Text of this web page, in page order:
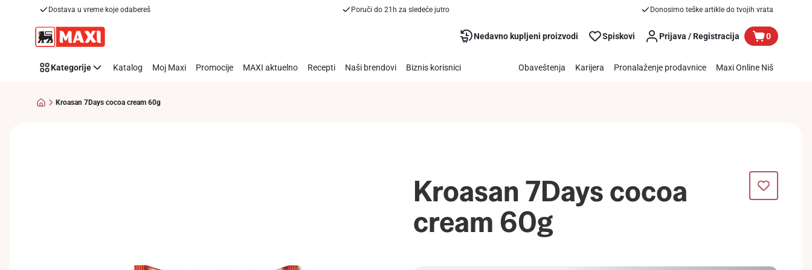
Dostava u vreme koje odabereš Poruči do 21h za sledeće jutro Donosimo teške artikle do tvojih vrata
Nedavno kupljeni proizvodi Spiskovi Prijava / Registracija 0
Kategorije Katalog Moj Maxi Promocije MAXI aktuelno Recepti Naši brendovi Biznis korisnici Obaveštenja Karijera Pronalaženje prodavnice Maxi Online Niš
Kroasan 7Days cocoa cream 60g
Kroasan 7Days cocoa
cream 60g